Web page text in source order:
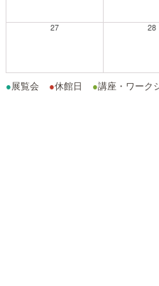
27 28
●展覧会 ●休館日 ●講座・ワーク